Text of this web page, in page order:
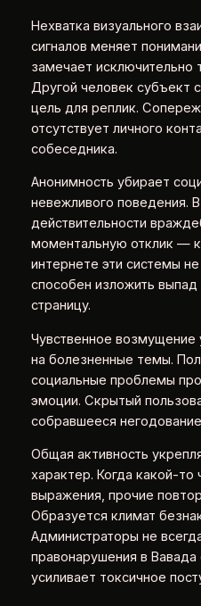
Нехватка визуального
сигналов меняет
замечает исключительно
Другой человек субъект
цель для реплик.
отсутствует личного
собеседника.
Анонимность убирает
невежливого поведения.
действительности
моментальную отклик —
интернете эти системы
способен изложить выпад
страницу.
Чувственное возмущение
на болезненные темы.
социальные проблемы
эмоции. Скрытый
собравшееся
Общая активность
характер. Когда какой-то
выражения, прочие
Образуется климат
Администраторы не
правонарушения в
усиливает токсичное